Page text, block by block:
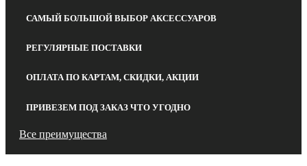
САМЫЙ БОЛЬШОЙ ВЫБОР АКСЕССУАРОВ
РЕГУЛЯРНЫЕ ПОСТАВКИ
ОПЛАТА ПО КАРТАМ, СКИДКИ, АКЦИИ
ПРИВЕЗЕМ ПОД ЗАКАЗ ЧТО УГОДНО
Все преимущества